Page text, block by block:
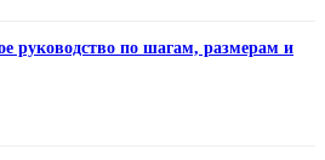
руководство по шагам, размерам и